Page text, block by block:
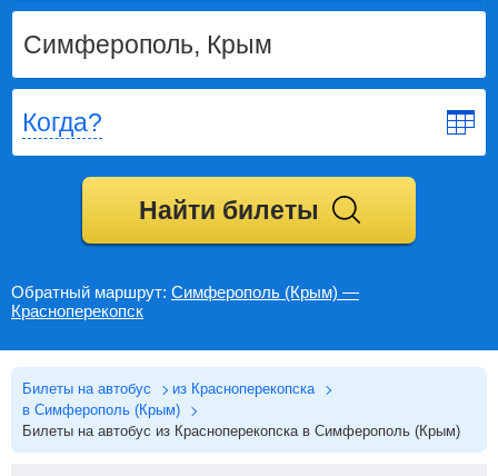
Когда?
Найти билеты
Обратный маршрут: Симферополь (Крым) —
Красноперекопск
Билеты на автобус
из Красноперекопска
в Симферополь (Крым)
Билеты на автобус из Красноперекопска в Симферополь (Крым)